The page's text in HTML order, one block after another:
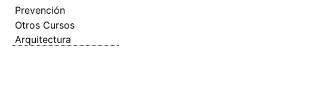
Prevención
Otros Cursos
Arquitectura